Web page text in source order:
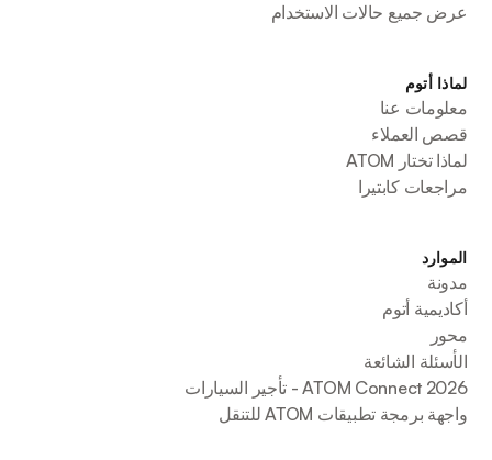
عرض جميع حالات الاستخدام
لماذا أتوم
معلومات عنا
قصص العملاء
لماذا تختار ATOM
مراجعات كابتيرا
الموارد
مدونة
أكاديمية أتوم
محور
الأسئلة الشائعة
ATOM Connect 2026 - تأجير السيارات
واجهة برمجة تطبيقات ATOM للتنقل